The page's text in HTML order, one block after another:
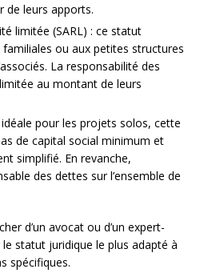
de leurs apports.
limitée (SARL) : ce statut
ou aux petites structures
La responsabilité des
au montant de leurs
idéale pour les projets solos, cette
de capital social minimum et
simplifié. En revanche,
des dettes sur l’ensemble de
d’un avocat ou d’un expert-
statut juridique le plus adapté à
spécifiques.